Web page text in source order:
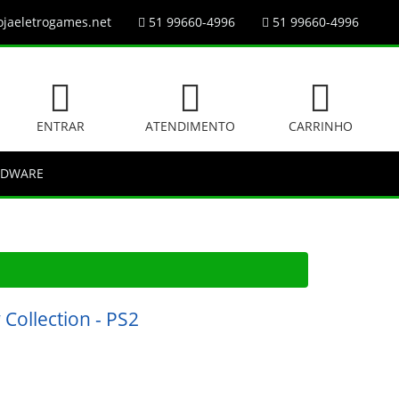
51 99660-4996 51 99660-4996
ENTRAR ATENDIMENTO CARRINHO
- PS2